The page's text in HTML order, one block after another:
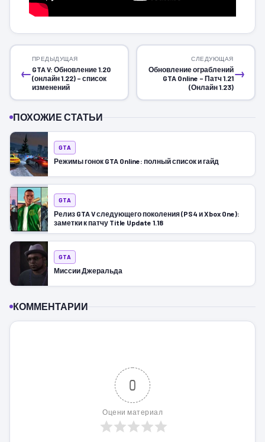
←
ПРЕДЫДУЩАЯ
GTA V: Обновление 1.20
(онлайн 1.22) – список
изменений
→
СЛЕДУЮЩАЯ
Обновление ограблений
GTA Online – Патч 1.21
(Онлайн 1.23)
ПОХОЖИЕ СТАТЬИ
GTA
Режимы гонок GTA Online: полный список и гайд
GTA
Релиз GTA V следующего поколения (PS4 и Xbox One):
заметки к патчу Title Update 1.18
GTA
Миссии Джеральда
КОММЕНТАРИИ
0
Оцени материал